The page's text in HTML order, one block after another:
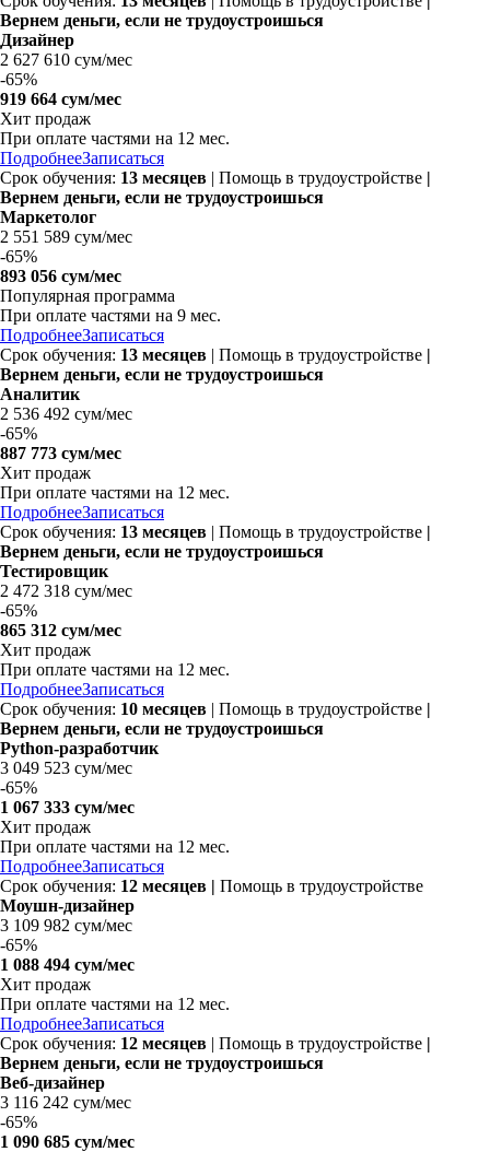
Вернем деньги, если не трудоустроишься
Дизайнер
2 627 610 сум/мес
-65%
919 664 сум/мес
Хит продаж
При оплате частями на 12 мес.
ПодробнееЗаписаться
Срок обучения: 13 месяцев | Помощь в трудоустройстве |
Вернем деньги, если не трудоустроишься
Маркетолог
2 551 589 сум/мес
-65%
893 056 сум/мес
Популярная программа
При оплате частями на 9 мес.
ПодробнееЗаписаться
Срок обучения: 13 месяцев | Помощь в трудоустройстве |
Вернем деньги, если не трудоустроишься
Аналитик
2 536 492 сум/мес
-65%
887 773 сум/мес
Хит продаж
При оплате частями на 12 мес.
ПодробнееЗаписаться
Срок обучения: 13 месяцев | Помощь в трудоустройстве |
Вернем деньги, если не трудоустроишься
Тестировщик
2 472 318 сум/мес
-65%
865 312 сум/мес
Хит продаж
При оплате частями на 12 мес.
ПодробнееЗаписаться
Срок обучения: 10 месяцев | Помощь в трудоустройстве |
Вернем деньги, если не трудоустроишься
Python-разработчик
3 049 523 сум/мес
-65%
1 067 333 сум/мес
Хит продаж
При оплате частями на 12 мес.
ПодробнееЗаписаться
Срок обучения: 12 месяцев | Помощь в трудоустройстве
Моушн-дизайнер
3 109 982 сум/мес
-65%
1 088 494 сум/мес
Хит продаж
При оплате частями на 12 мес.
ПодробнееЗаписаться
Срок обучения: 12 месяцев | Помощь в трудоустройстве |
Вернем деньги, если не трудоустроишься
Веб-дизайнер
3 116 242 сум/мес
-65%
1 090 685 сум/мес